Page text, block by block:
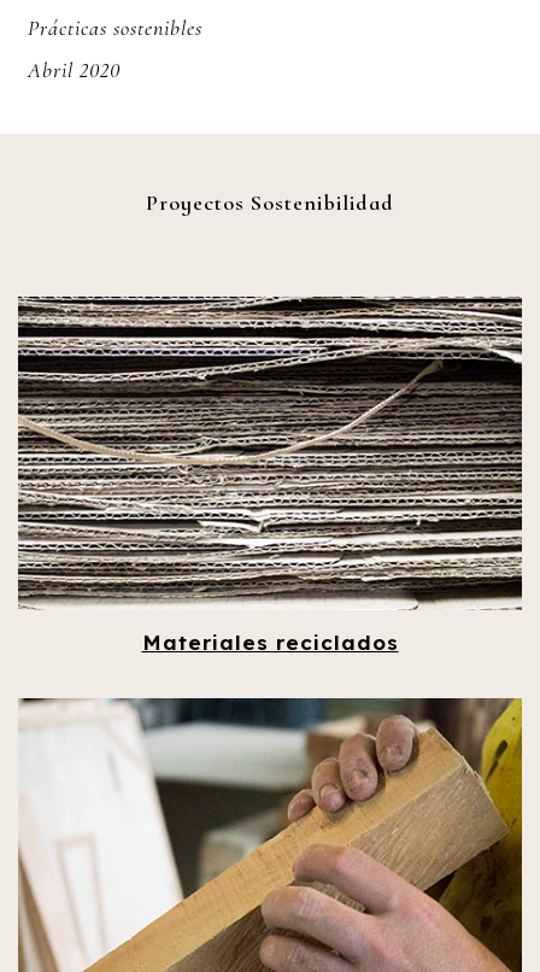
Prácticas sostenibles
Abril 2020
Proyectos Sostenibilidad
Materiales reciclados